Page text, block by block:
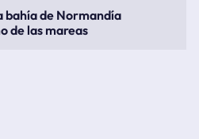
bahía de Normandía
de las mareas